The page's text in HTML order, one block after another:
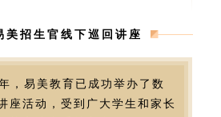
招生官线下巡回讲座
，易美教育已成功举办了数
座活动，受到广大学生和家长